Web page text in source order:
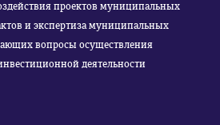
проектов муниципальных
и экспертиза муниципальных
вопросы осуществления
деятельности